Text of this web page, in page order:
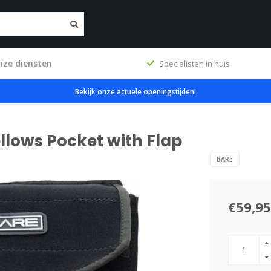
diensten Specialisten in huis
Bekijk onze actuele openingstijden!
Pocket with Flap
BARE
€59,95